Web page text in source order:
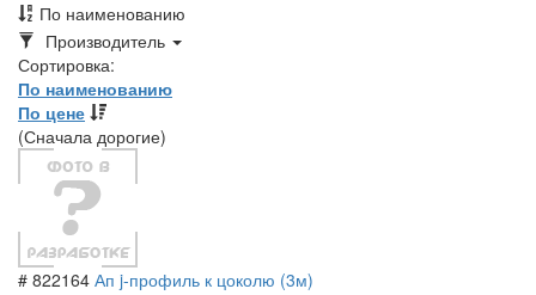
По наименованию
Производитель
Toggle
Сортировка:
По наименованию
По цене
(Сначала дорогие)
# 822164 Ап j-профиль к цоколю (3м)